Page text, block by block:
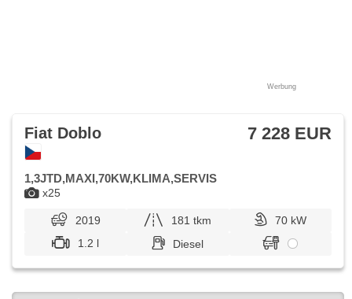
Werbung
x25
Fiat Doblo 7 228 EUR
1,3JTD,MAXI,70KW,KLIMA,SERVIS
2019 181 tkm
70 kW
1.2 l
Diesel